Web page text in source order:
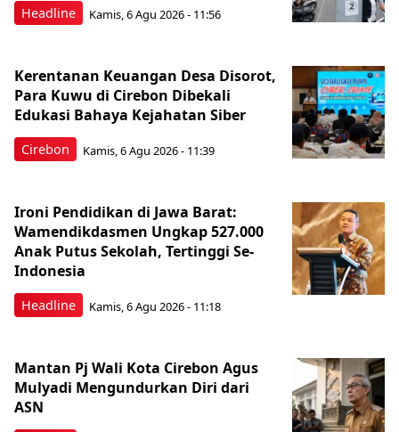
Headline Kamis, 6 Agu 2026 - 11:56
Cirebon
Kerentanan Keuangan Desa Disorot,
Para Kuwu di Cirebon Dibekali
Edukasi Bahaya Kejahatan Siber
Kamis, 6 Agu 2026 - 11:39
Headline
Ironi Pendidikan di Jawa Barat:
Wamendikdasmen Ungkap 527.000
Anak Putus Sekolah, Tertinggi Se-
Indonesia
Kamis, 6 Agu 2026 - 11:18
Mantan Pj Wali Kota Cirebon Agus
Mulyadi Mengundurkan Diri dari
ASN